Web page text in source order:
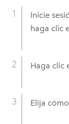
Inicie
haga clic
Haga clic
Elija